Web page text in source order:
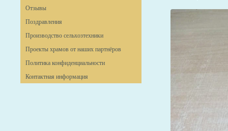
Отзывы
Поздравления
Производство сельхозтехники
Проекты храмов от наших партнёров
Политика конфиденциальности
Контактная информация